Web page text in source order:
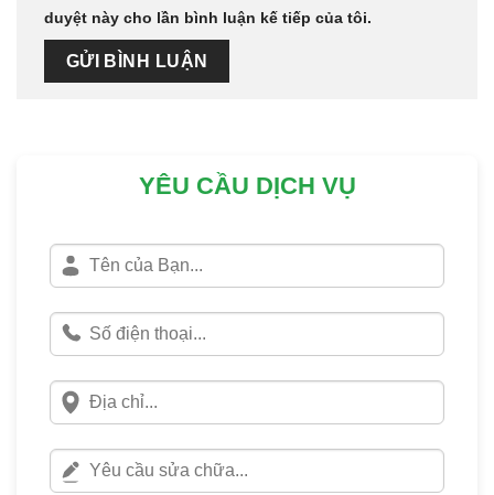
duyệt này cho lần bình luận kế tiếp của tôi.
YÊU CẦU DỊCH VỤ